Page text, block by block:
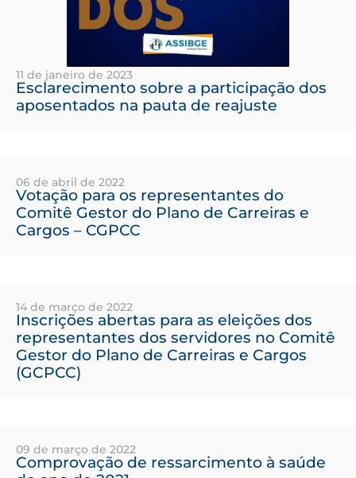
11 de janeiro de 2023
Esclarecimento sobre a participação dos
aposentados na pauta de reajuste
06 de abril de 2022
Votação para os representantes do
Comitê Gestor do Plano de Carreiras e
Cargos – CGPCC
14 de março de 2022
Inscrições abertas para as eleições dos
representantes dos servidores no Comitê
Gestor do Plano de Carreiras e Cargos
(GCPCC)
09 de março de 2022
Comprovação de ressarcimento à saúde